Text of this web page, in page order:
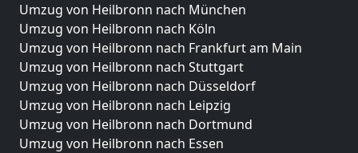
Umzug von Heilbronn nach München
Umzug von Heilbronn nach Köln
Umzug von Heilbronn nach Frankfurt am Main
Umzug von Heilbronn nach Stuttgart
Umzug von Heilbronn nach Düsseldorf
Umzug von Heilbronn nach Leipzig
Umzug von Heilbronn nach Dortmund
Umzug von Heilbronn nach Essen